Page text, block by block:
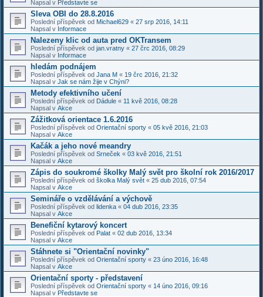
Napsal v Představte se
Sleva OBI do 28.8.2016
Poslední příspěvek od Michael629 « 27 srp 2016, 14:11
Napsal v Informace
Nalezeny klic od auta pred OKTransem
Poslední příspěvek od jan.vratny « 27 črc 2016, 08:29
Napsal v Informace
hledám podnájem
Poslední příspěvek od Jana M « 19 črc 2016, 21:32
Napsal v Jak se nám žije v Chýni?
Metody efektivního učení
Poslední příspěvek od Dádule « 11 kvě 2016, 08:28
Napsal v Akce
Zážitková orientace 1.6.2016
Poslední příspěvek od Orientační sporty « 05 kvě 2016, 21:03
Napsal v Akce
Kačák a jeho nové meandry
Poslední příspěvek od Srneček « 03 kvě 2016, 21:51
Napsal v Akce
Zápis do soukromé školky Malý svět pro školní rok 2016/2017
Poslední příspěvek od školka Malý svět « 25 dub 2016, 07:54
Napsal v Akce
Semináře o vzdělávání a výchově
Poslední příspěvek od lidenka « 04 dub 2016, 23:35
Napsal v Akce
Benefiční kytarový koncert
Poslední příspěvek od Palat « 02 dub 2016, 13:34
Napsal v Akce
Stáhnete si "Orientační novinky"
Poslední příspěvek od Orientační sporty « 23 úno 2016, 16:48
Napsal v Akce
Orientační sporty - představení
Poslední příspěvek od Orientační sporty « 14 úno 2016, 09:16
Napsal v Představte se